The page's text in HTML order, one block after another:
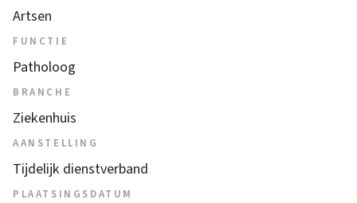
Artsen
FUNCTIE
Patholoog
BRANCHE
Ziekenhuis
AANSTELLING
Tijdelijk dienstverband
PLAATSINGSDATUM